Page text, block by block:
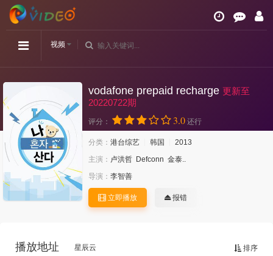
视频
vodafone prepaid recharge 更新至
20220722期
评分： 3.0 还行
分类： 港台综艺 韩国
2013
主演： 卢洪哲 Defconn 金泰..
导演： 李智善
立即播放 报错
排序
播放地址 星辰云